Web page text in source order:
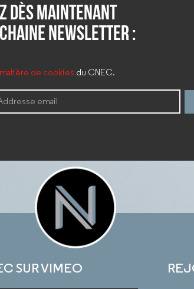
dès maintenant
newsletter :
de cookies du CNEC.
SUR VIMEO